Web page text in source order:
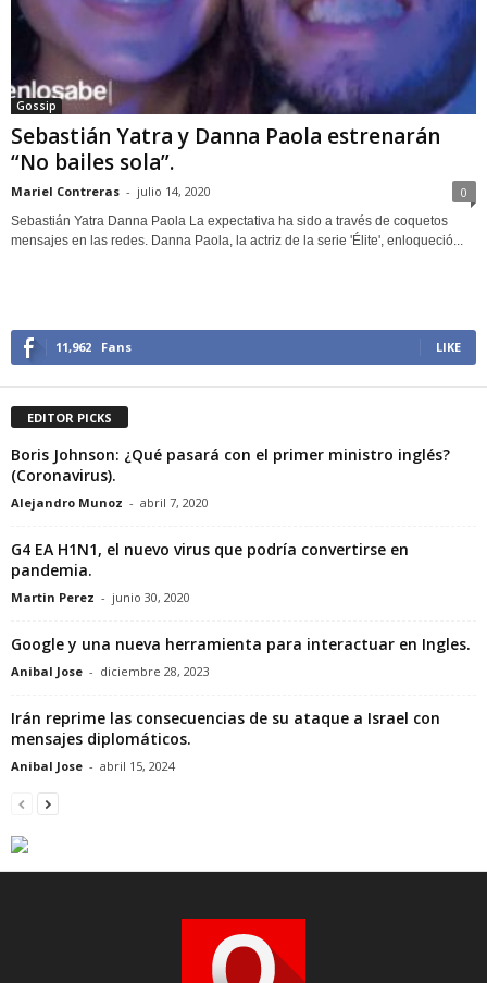
Gossip
Sebastián Yatra y Danna Paola estrenarán
“No bailes sola”.
Mariel Contreras - julio 14, 2020 0
Sebastián Yatra Danna Paola La expectativa ha sido a través de coquetos
mensajes en las redes. Danna Paola, la actriz de la serie 'Élite', enloqueció...
11,962 Fans LIKE
EDITOR PICKS
Boris Johnson: ¿Qué pasará con el primer ministro inglés?
(Coronavirus).
Alejandro Munoz - abril 7, 2020
G4 EA H1N1, el nuevo virus que podría convertirse en
pandemia.
Martin Perez - junio 30, 2020
Google y una nueva herramienta para interactuar en Ingles.
Anibal Jose - diciembre 28, 2023
Irán reprime las consecuencias de su ataque a Israel con
mensajes diplomáticos.
Anibal Jose - abril 15, 2024